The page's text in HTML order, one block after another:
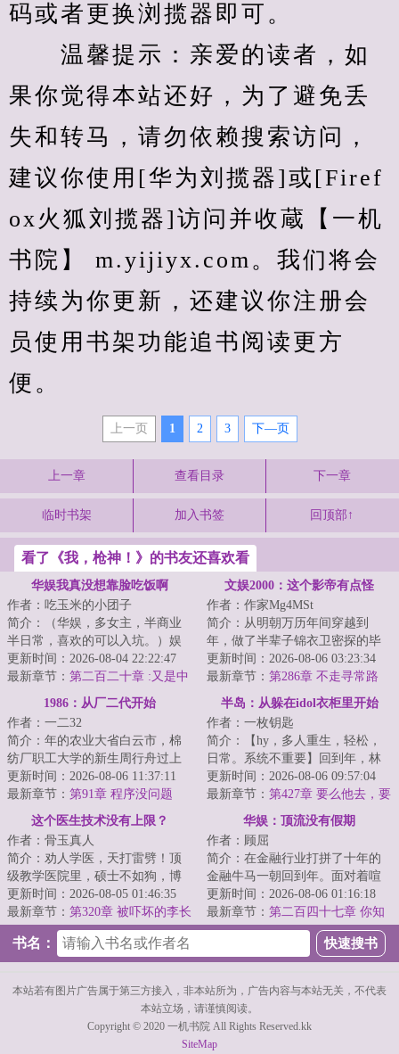
码或者更换浏揽器即可。
温馨提示：亲爱的读者，如
果你觉得本站还好，为了避免丢
失和转马，请勿依赖搜索访问，
建议你使用[华为刘揽器]或[Firef
ox火狐刘揽器]访问并收蔵【一机
书院】 m.yijiyx.com。我们将会
持续为你更新，还建议你注册会
员使用书架功能追书阅读更方
便。
上一页 1 2 3 下—页
上一章 查看目录 下一章
临时书架 加入书签 回顶部↑
看了《我，枪神！》的书友还喜欢看
华娱我真没想靠脸吃饭啊
作者：吃玉米的小团子
简介：（华娱，多女主，半商业
半日常，喜欢的可以入坑。）娱
乐圈流传一个笑话：比谁的绯闻
多，千万别把江...
更新时间：2026-08-04 22:22:47
最新章节： 第二百二十章 :又是中
文娱2000：这个影帝有点怪
作者：作家Mg4MSt
简介：从明朝万历年间穿越到
年，做了半辈子锦衣卫密探的毕
胜误打误撞闯进了娱乐圈。导
演：“警官，他这杀...
更新时间：2026-08-06 03:23:34
最新章节： 第286章 不走寻常路
（求月票）
1986：从厂二代开始
作者：一二32
简介：年的农业大省白云市，棉
纺厂职工大学的新生周行舟过上
了别人羡慕不来的美好生活。若
干年后有人问：...
更新时间：2026-08-06 11:37:11
最新章节： 第91章 程序没问题
半岛：从躲在idol衣柜里开始
作者：一枚钥匙
简介：【hy，多人重生，轻松，
日常。系统不重要】回到年，林
慕延原本打算凭借系统赚点小
钱，过上咸鱼生活...
更新时间：2026-08-06 09:57:04
最新章节： 第427章 要么他去，要
么我去（月票日万109）
这个医生技术没有上限？
作者：骨玉真人
简介：劝人学医，天打雷劈！顶
级教学医院里，硕士不如狗，博
士遍地走。学霸、学神遍地走。
教授高高在上，...
更新时间：2026-08-05 01:46:35
最新章节： 第320章 被吓坏的李长
华娱：顶流没有假期
作者：顾屈
简介：在金融行业打拼了十年的
金融牛马一朝回到年。面对着喧
喧扰扰的世界，江白咧嘴一笑。
金融？狗都不干...
更新时间：2026-08-06 01:16:18
最新章节： 第二百四十七章 你知
道我长短，我知道你深浅
书名：
本站若有图片广告属于第三方接入，非本站所为，广告内容与本站无关，不代表
本站立场，请谨慎阅读。
Copyright © 2020 一机书院 All Rights Reserved.kk
SiteMap